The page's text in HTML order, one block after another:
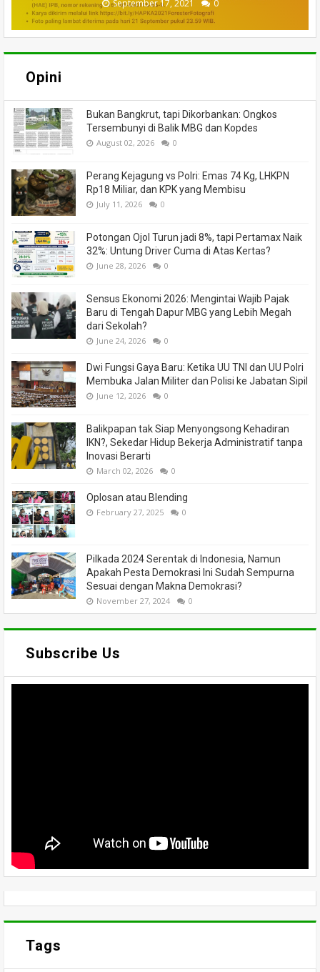
June 13, 2024 0
September 17, 2021 0
February 01, 2021 0
August 06, 2020 0
July 27, 2020 0
July 02, 2020 0
June 18, 2020 0
June 16, 2020 0
Opini
Bukan Bangkrut, tapi Dikorbankan: Ongkos
Tersembunyi di Balik MBG dan Kopdes
August 02, 2026 0
Perang Kejagung vs Polri: Emas 74 Kg, LHKPN
Rp18 Miliar, dan KPK yang Membisu
July 11, 2026 0
Potongan Ojol Turun jadi 8%, tapi Pertamax Naik
32%: Untung Driver Cuma di Atas Kertas?
June 28, 2026 0
Sensus Ekonomi 2026: Mengintai Wajib Pajak
Baru di Tengah Dapur MBG yang Lebih Megah
dari Sekolah?
June 24, 2026 0
Dwi Fungsi Gaya Baru: Ketika UU TNI dan UU Polri
Membuka Jalan Militer dan Polisi ke Jabatan Sipil
June 12, 2026 0
Balikpapan tak Siap Menyongsong Kehadiran
IKN?, Sekedar Hidup Bekerja Administratif tanpa
Inovasi Berarti
March 02, 2026 0
Oplosan atau Blending
February 27, 2025 0
Pilkada 2024 Serentak di Indonesia, Namun
Apakah Pesta Demokrasi Ini Sudah Sempurna
Sesuai dengan Makna Demokrasi?
November 27, 2024 0
Subscribe Us
Tags